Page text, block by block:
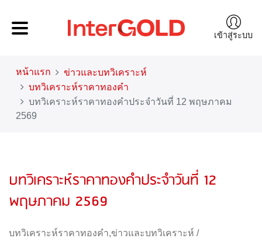
เข้าสู่ระบบ
หน้าแรก
ข่าวและบทวิเคราะห์
บทวิเคราะห์ราคาทองคำ
บทวิเคราะห์ราคาทองคำประจำวันที่ 12 พฤษภาคม
2569
บทวิเคราะห์ราคาทองคำประจำวันที่ 12
พฤษภาคม 2569
บทวิเคราะห์ราคาทองคำ,ข่าวและบทวิเคราะห์ /